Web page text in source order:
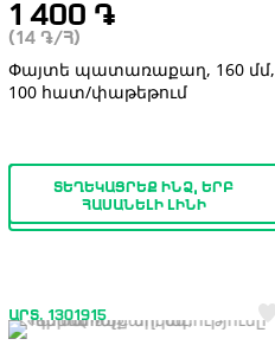
1 400 ֏
(14 ֏/Հ)
Փայտե պատառաքաղ, 160 մմ,
100 հատ/փաթեթում
ՏԵՂԵԿԱՑՐԵՔ ԻՆՁ, ԵՐԲ
ՀԱՍԱՆԵԼԻ ԼԻՆԻ
ԱՐՏ. 1301915